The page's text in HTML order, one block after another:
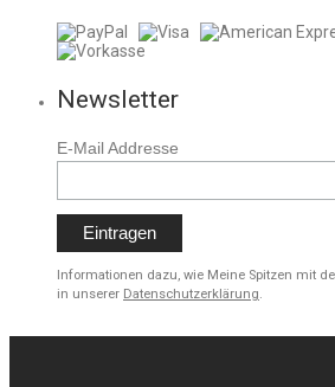
Newsletter
E-Mail Addresse
Informationen dazu, wie Meine Spitzen mit
in unserer Datenschutzerklärung.